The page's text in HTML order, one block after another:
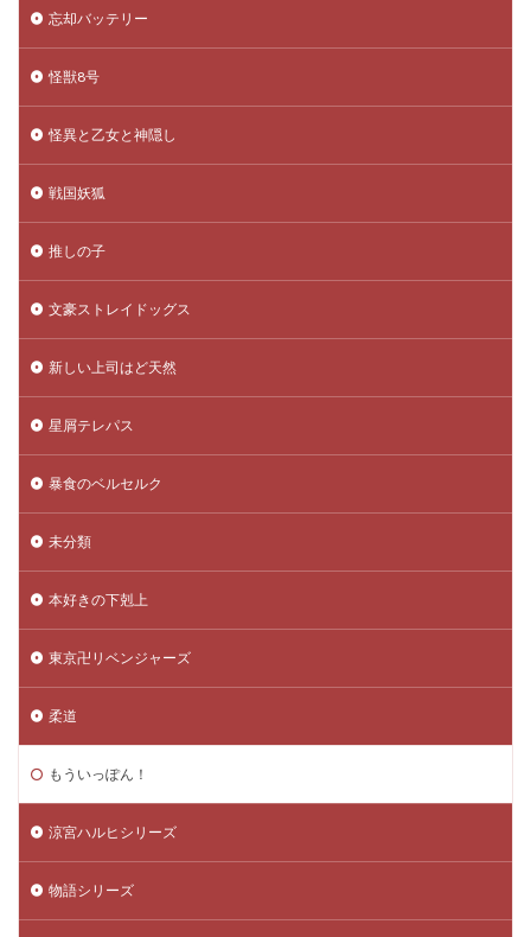
忘却バッテリー
怪獣8号
怪異と乙女と神隠し
戦国妖狐
推しの子
文豪ストレイドッグス
新しい上司はど天然
星屑テレパス
暴食のベルセルク
未分類
本好きの下剋上
東京卍リベンジャーズ
柔道
もういっぽん！
涼宮ハルヒシリーズ
物語シリーズ